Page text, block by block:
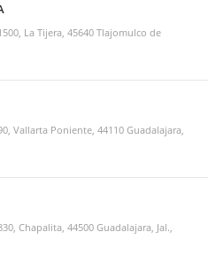
La Tijera, 45640 Tlajomulco de
Vallarta Poniente, 44110 Guadalajara,
Chapalita, 44500 Guadalajara, Jal.,